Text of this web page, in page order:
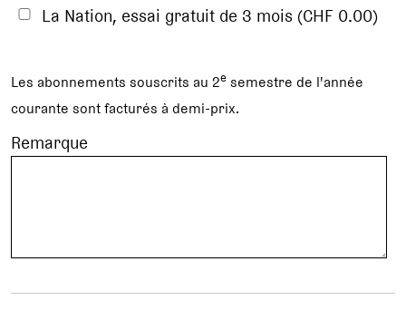
La Nation, essai gratuit de 3 mois (CHF 0.00)
Les abonnements souscrits au 2e semestre de l'année
courante sont facturés à demi-prix.
Remarque